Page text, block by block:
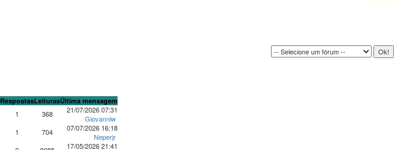
RespostasLeiturasÚltima mensagem
1 368
21/07/2026 07:31
Giovanniw
1 704
07/07/2026 16:18
Neperjr
17/05/2026 21:41